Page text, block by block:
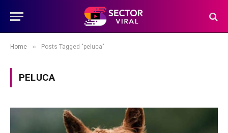
Home » Posts Tagged "peluca"
PELUCA